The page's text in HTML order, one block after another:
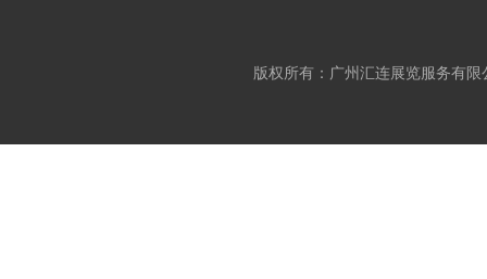
版权所有：广州汇连展览服务有